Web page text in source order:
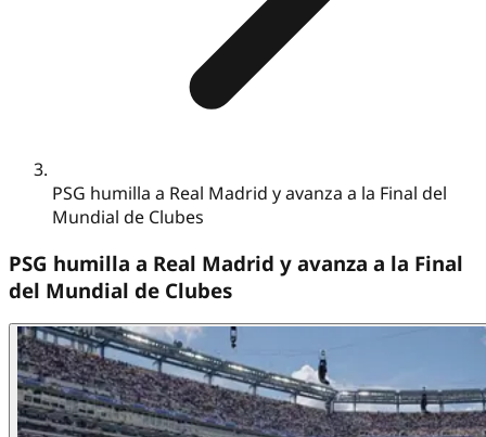
PSG humilla a Real Madrid y avanza a la Final del
Mundial de Clubes
PSG humilla a Real Madrid y avanza a la Final
del Mundial de Clubes